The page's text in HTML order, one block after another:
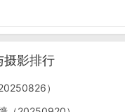
摄影排行
）